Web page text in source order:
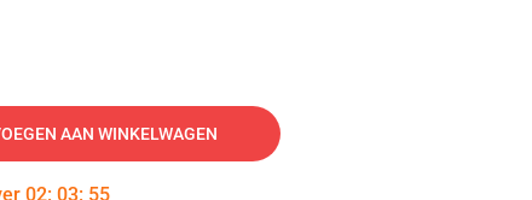
AAN WINKELWAGEN
02: 03: 54